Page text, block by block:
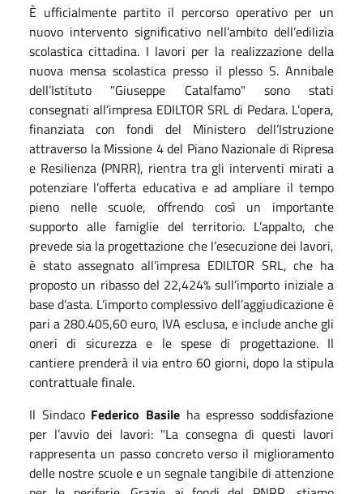
È ufficialmente partito il percorso operativo per un
nuovo intervento significativo nell’ambito dell’edilizia
scolastica cittadina. I lavori per la realizzazione della
nuova mensa scolastica presso il plesso S. Annibale
dell’Istituto "Giuseppe Catalfamo" sono stati
consegnati all’impresa EDILTOR SRL di Pedara. L’opera,
finanziata con fondi del Ministero dell’Istruzione
attraverso la Missione 4 del Piano Nazionale di Ripresa
e Resilienza (PNRR), rientra tra gli interventi mirati a
potenziare l’offerta educativa e ad ampliare il tempo
pieno nelle scuole, offrendo così un importante
supporto alle famiglie del territorio. L’appalto, che
prevede sia la progettazione che l’esecuzione dei lavori,
è stato assegnato all’impresa EDILTOR SRL, che ha
proposto un ribasso del 22,424% sull’importo iniziale a
base d’asta. L’importo complessivo dell’aggiudicazione è
pari a 280.405,60 euro, IVA esclusa, e include anche gli
oneri di sicurezza e le spese di progettazione. Il
cantiere prenderà il via entro 60 giorni, dopo la stipula
contrattuale finale.
Il SindacoFederico Basile ha espresso soddisfazione
per l’avvio dei lavori: "La consegna di questi lavori
rappresenta un passo concreto verso il miglioramento
delle nostre scuole e un segnale tangibile di attenzione